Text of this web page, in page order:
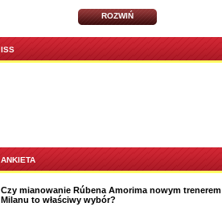
ROZWIŃ
ISS
ANKIETA
Czy mianowanie Rúbena Amorima nowym trenerem
Milanu to właściwy wybór?